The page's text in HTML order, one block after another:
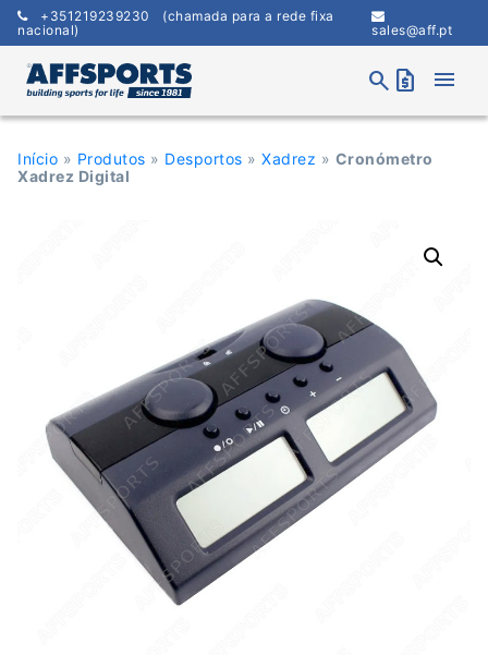
Skip
content
+351219239230 (chamada para a rede fixa
nacional)
sales@aff.pt
search request_quote menu
Início » Produtos » Desportos » Xadrez » Cronómetro
Xadrez Digital